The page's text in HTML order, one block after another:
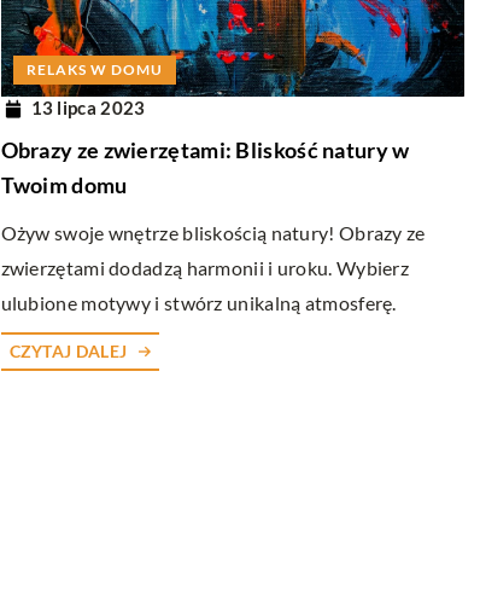
RELAKS W DOMU
13 lipca 2023
Obrazy ze zwierzętami: Bliskość natury w
Twoim domu
Ożyw swoje wnętrze bliskością natury! Obrazy ze
zwierzętami dodadzą harmonii i uroku. Wybierz
ulubione motywy i stwórz unikalną atmosferę.
CZYTAJ DALEJ